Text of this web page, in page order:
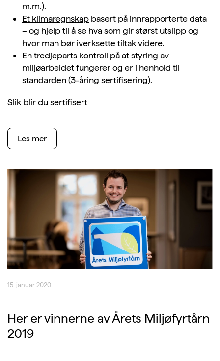
m.m.).
Et klimaregnskap basert på innrapporterte data
– og hjelp til å se hva som gir størst utslipp og
hvor man bør iverksette tiltak videre.
En tredjeparts kontroll på at styring av
miljøarbeidet fungerer og er i henhold til
standarden (3-åring sertifisering).
Slik blir du sertifisert
Les mer
15. januar 2020
Her er vinnerne av Årets Miljøfyrtårn
2019